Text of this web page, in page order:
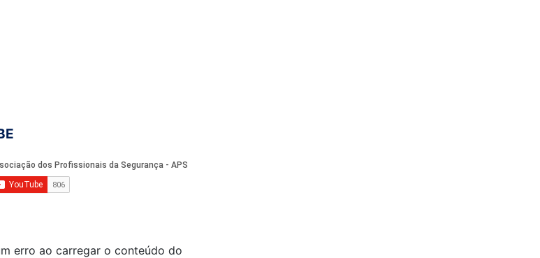
erro ao carregar o conteúdo do